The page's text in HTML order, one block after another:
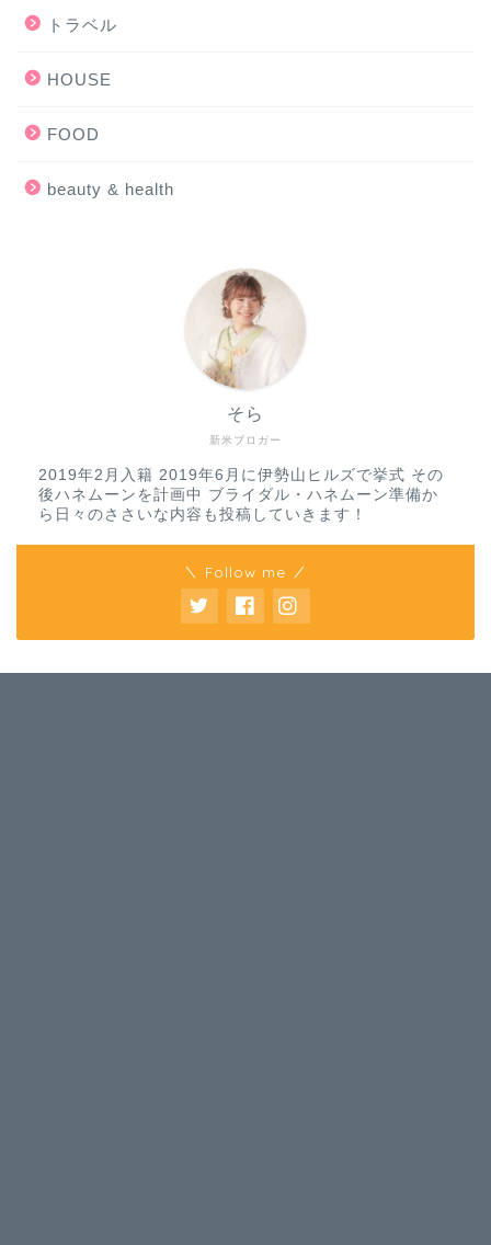
トラベル
HOUSE
FOOD
beauty & health
新米ブロガー
そら
2019年2月入籍 2019年6月に伊勢山ヒルズで挙式 その
後ハネムーンを計画中 ブライダル・ハネムーン準備か
ら日々のささいな内容も投稿していきます！
＼ Follow me ／